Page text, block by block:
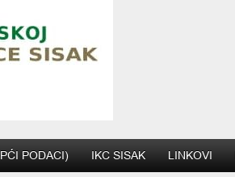
PODACI) IKC SISAK LINKOVI